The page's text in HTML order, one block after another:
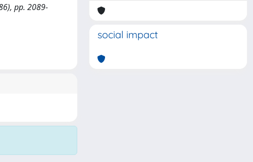
pp. 2089-
social impact